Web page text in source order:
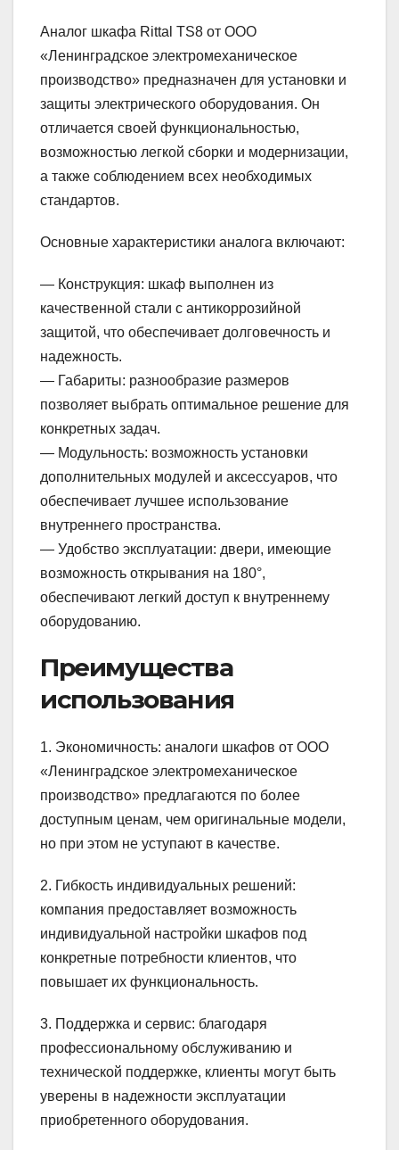
Аналог шкафа Rittal TS8 от ООО
«Ленинградское электромеханическое
производство» предназначен для установки и
защиты электрического оборудования. Он
отличается своей функциональностью,
возможностью легкой сборки и модернизации,
а также соблюдением всех необходимых
стандартов.
Основные характеристики аналога включают:
— Конструкция: шкаф выполнен из
качественной стали с антикоррозийной
защитой, что обеспечивает долговечность и
надежность.
— Габариты: разнообразие размеров
позволяет выбрать оптимальное решение для
конкретных задач.
— Модульность: возможность установки
дополнительных модулей и аксессуаров, что
обеспечивает лучшее использование
внутреннего пространства.
— Удобство эксплуатации: двери, имеющие
возможность открывания на 180°,
обеспечивают легкий доступ к внутреннему
оборудованию.
Преимущества
использования
1. Экономичность: аналоги шкафов от ООО
«Ленинградское электромеханическое
производство» предлагаются по более
доступным ценам, чем оригинальные модели,
но при этом не уступают в качестве.
2. Гибкость индивидуальных решений:
компания предоставляет возможность
индивидуальной настройки шкафов под
конкретные потребности клиентов, что
повышает их функциональность.
3. Поддержка и сервис: благодаря
профессиональному обслуживанию и
технической поддержке, клиенты могут быть
уверены в надежности эксплуатации
приобретенного оборудования.